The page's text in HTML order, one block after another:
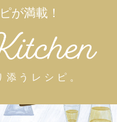
が満載！
添うレシピ。